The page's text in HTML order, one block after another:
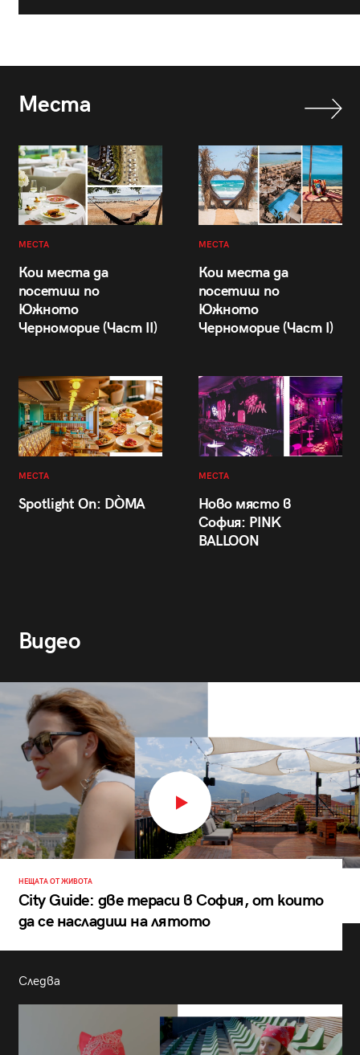
Места
МЕСТА
Кои места да
посетиш по
Южното
Черноморие (Част II)
МЕСТА
Кои места да
посетиш по
Южното
Черноморие (Част I)
МЕСТА
Spotlight On: DÒMA
МЕСТА
Ново място в
София: PINK
BALLOON
Видео
НЕЩАТА ОТ ЖИВОТА
City Guide: две тераси в София, от които
да се насладиш на лятото
Следва